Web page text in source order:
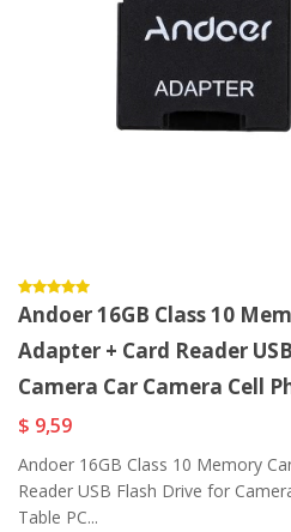
Andoer 16GB Class 10
Adapter + Card Reader
Camera Car Camera Cell
$ 9,59
Andoer 16GB Class 10 Memory
Reader USB Flash Drive for
Table PC...